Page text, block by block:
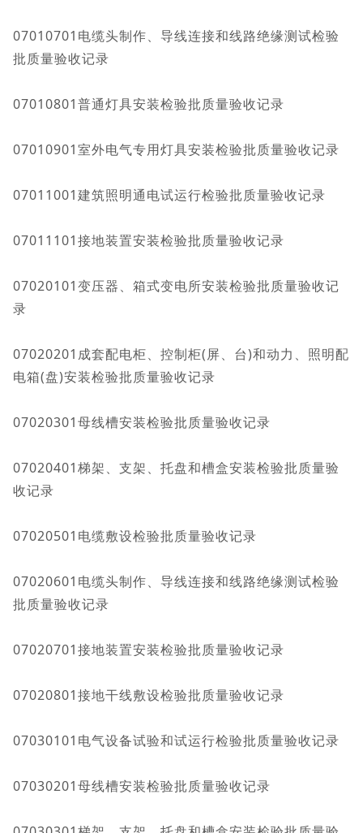
07010701电缆头制作、导线连接和线路绝缘测试检验
批质量验收记录
07010801普通灯具安装检验批质量验收记录
07010901室外电气专用灯具安装检验批质量验收记录
07011001建筑照明通电试运行检验批质量验收记录
07011101接地装置安装检验批质量验收记录
07020101变压器、箱式变电所安装检验批质量验收记
录
07020201成套配电柜、控制柜(屏、台)和动力、照明配
电箱(盘)安装检验批质量验收记录
07020301母线槽安装检验批质量验收记录
07020401梯架、支架、托盘和槽盒安装检验批质量验
收记录
07020501电缆敷设检验批质量验收记录
07020601电缆头制作、导线连接和线路绝缘测试检验
批质量验收记录
07020701接地装置安装检验批质量验收记录
07020801接地干线敷设检验批质量验收记录
07030101电气设备试验和试运行检验批质量验收记录
07030201母线槽安装检验批质量验收记录